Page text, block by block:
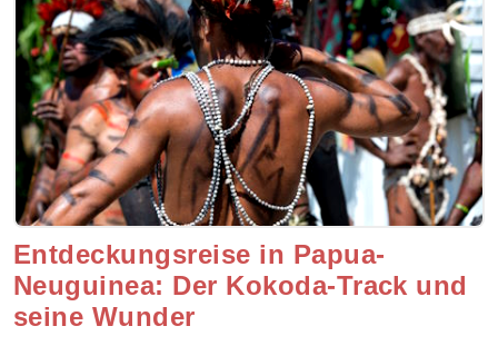
Entdeckungsreise in Papua-
Neuguinea: Der Kokoda-Track und
seine Wunder